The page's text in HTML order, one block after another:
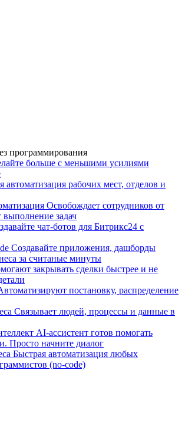
программирования
больше с меньшими усилиями
автоматизация рабочих мест, отделов и
Освобождает сотрудников от
выполнение задач
чат-ботов для Битрикс24 с
Создавайте приложения, дашборды
за считаные минуты
закрывать сделки быстрее и не
постановку, распределение
Связывает людей, процессы и данные в
AI-ассистент готов помогать
Просто начните диалог
Быстрая автоматизация любых
(no-code)